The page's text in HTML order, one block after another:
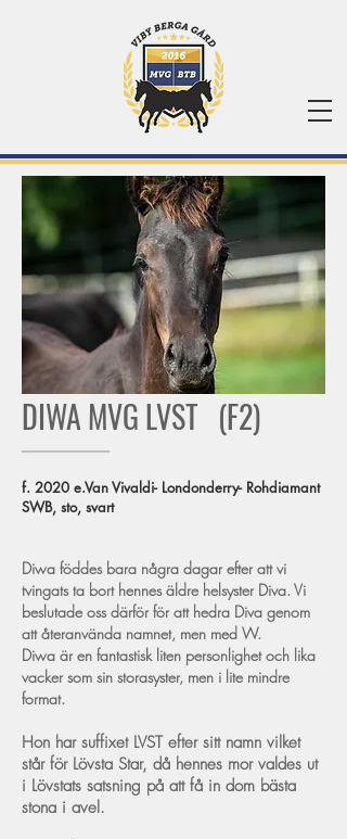
DIWA MVG LVST (F2)
f. 2020 e.Van Vivaldi- Londonderry- Rohdiamant
SWB, sto, svart
Diwa föddes bara några dagar efter att vi
tvingats ta bort hennes äldre helsyster Diva. Vi
beslutade oss därför för att hedra Diva genom
att återanvända namnet, men med W.
Diwa är en fantastisk liten personlighet och lika
vacker som sin storasyster, men i lite mindre
format.
Hon har suffixet LVST efter sitt namn vilket
står för Lövsta Star, då hennes mor valdes ut
i Lövstats satsning på att få in dom bästa
stona i avel.